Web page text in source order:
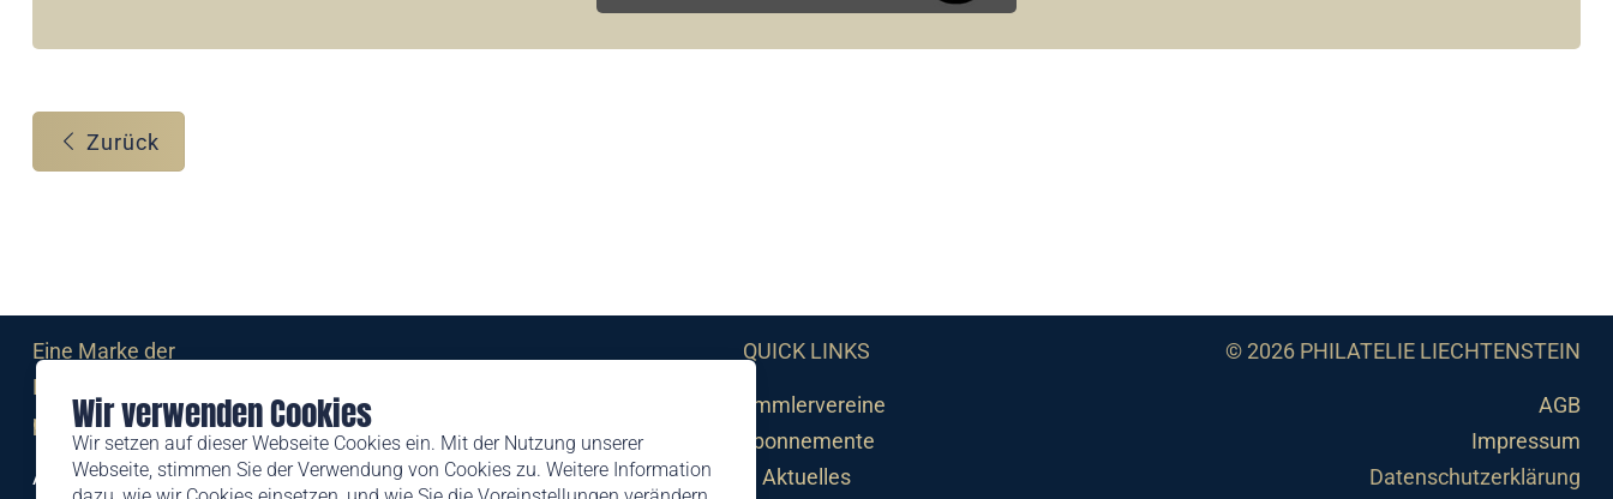
Wir verwenden Cookies
Wir setzen auf dieser Webseite Cookies ein. Mit der Nutzung unserer
Webseite, stimmen Sie der Verwendung von Cookies zu. Weitere Information
Zurück
Eine Marke der
Liechtensteinischen Post AG
post.li
Alte Zollstrasse 11
QUICK LINKS
Sammlervereine
Abonnemente
Aktuelles
© 2026 PHILATELIE LIECHTENSTEIN
AGB
Impressum
Datenschutzerklärung